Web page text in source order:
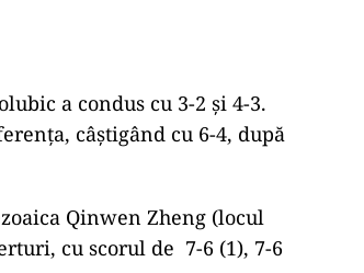
a condus cu 3-2 şi 4-3.
câştigând cu 6-4, după
Qinwen Zheng (locul
cu scorul de 7-6 (1), 7-6